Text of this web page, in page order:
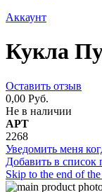
Аккаунт
Кукла
Оставить отзыв
0,00 Руб.
Не в наличии
АРТ
2268
Уведомить меня
Добавить в список
Skip to the end of